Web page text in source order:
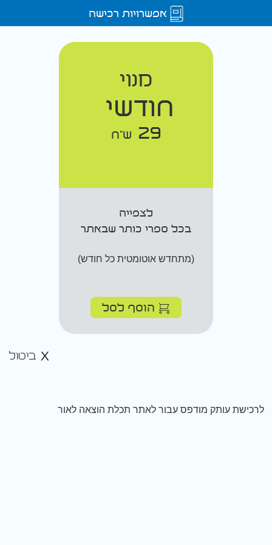
אפשרויות רכישה
מנוי
חודשי
29 ש"ח
לצפייה
בכל ספרי כותר שבאתר
(מתחדש אוטומטית כל חודש)
הוסף לסל
ביטול
לרכישת עותק מודפס עבור לאתר תכלת הוצאה לאור